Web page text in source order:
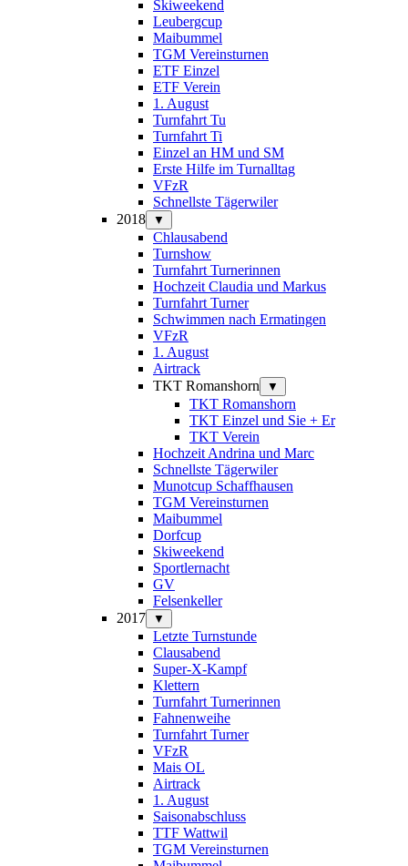
Skiweekend
Leubergcup
Maibummel
TGM Vereinsturnen
ETF Einzel
ETF Verein
1. August
Turnfahrt Tu
Turnfahrt Ti
Einzel an HM und SM
Erste Hilfe im Turnalltag
VFzR
Schnellste Tägerwiler
2018
▼
Chlausabend
Turnshow
Turnfahrt Turnerinnen
Hochzeit Claudia und Markus
Turnfahrt Turner
Schwimmen nach Ermatingen
VFzR
1. August
Airtrack
TKT Romanshorn
▼
TKT Romanshorn
TKT Einzel und Sie + Er
TKT Verein
Hochzeit Andrina und Marc
Schnellste Tägerwiler
Munotcup Schaffhausen
TGM Vereinsturnen
Maibummel
Dorfcup
Skiweekend
Sportlernacht
GV
Felsenkeller
2017
▼
Letzte Turnstunde
Clausabend
Super-X-Kampf
Klettern
Turnfahrt Turnerinnen
Fahnenweihe
Turnfahrt Turner
VFzR
Mais OL
Airtrack
1. August
Saisonabschluss
TTF Wattwil
TGM Vereinsturnen